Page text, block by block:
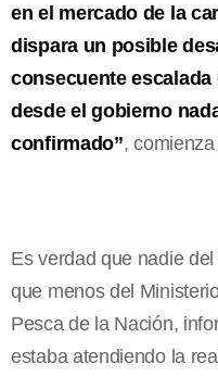
en el mercado de la
dispara un posible
consecuente
desde el gobierno
confirmado”,
Es verdad que nadie
que menos del
Pesca de la Nación,
estaba atendiendo la